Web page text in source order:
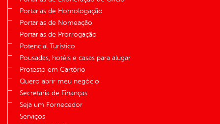
Portarias de Homologação
Portarias de Nomeação
Portarias de Prorrogação
Potencial Turístico
Pousadas, hotéis e casas para alugar
Protesto em Cartório
Quero abrir meu negócio
Secretaria de Finanças
Seja um Fornecedor
Serviços